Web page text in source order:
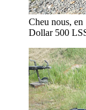
Cheu nous,
Dollar 500